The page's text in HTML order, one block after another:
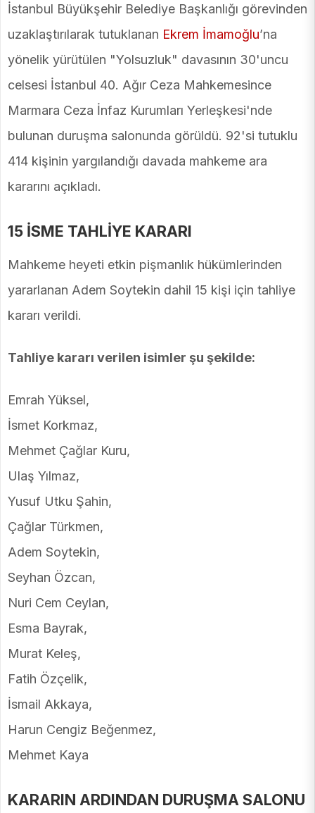
İstanbul Büyükşehir Belediye Başkanlığı görevinden
uzaklaştırılarak tutuklanan Ekrem İmamoğlu’na
yönelik yürütülen "Yolsuzluk" davasının 30'uncu
celsesi İstanbul 40. Ağır Ceza Mahkemesince
Marmara Ceza İnfaz Kurumları Yerleşkesi'nde
bulunan duruşma salonunda görüldü. 92'si tutuklu
414 kişinin yargılandığı davada mahkeme ara
kararını açıkladı.
15 İSME TAHLİYE KARARI
Mahkeme heyeti etkin pişmanlık hükümlerinden
yararlanan Adem Soytekin dahil 15 kişi için tahliye
kararı verildi.
Tahliye kararı verilen isimler şu şekilde:
Emrah Yüksel,
İsmet Korkmaz,
Mehmet Çağlar Kuru,
Ulaş Yılmaz,
Yusuf Utku Şahin,
Çağlar Türkmen,
Adem Soytekin,
Seyhan Özcan,
Nuri Cem Ceylan,
Esma Bayrak,
Murat Keleş,
Fatih Özçelik,
İsmail Akkaya,
Harun Cengiz Beğenmez,
Mehmet Kaya
KARARIN ARDINDAN DURUŞMA SALONU